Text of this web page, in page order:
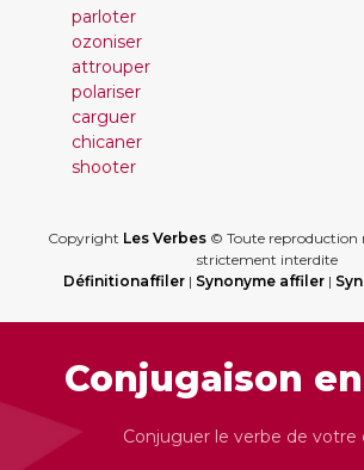
parloter
ozoniser
attrouper
polariser
carguer
chicaner
shooter
Copyright Les Verbes© Toute reproduction
strictement interdite
Définitionaffiler| Synonyme affiler|
Conjugaison
Conjuguer le verbe de votre